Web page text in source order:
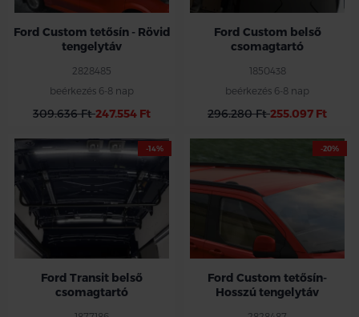
Ford Custom tetősín - Rövid
tengelytáv
2828485
beérkezés 6-8 nap
309.636 Ft247.554 Ft
Ford Custom belső
csomagtartó
1850438
beérkezés 6-8 nap
296.280 Ft255.097 Ft
-14%
Ford Transit belső
csomagtartó
-20%
Ford Custom tetősín-
Hosszú tengelytáv